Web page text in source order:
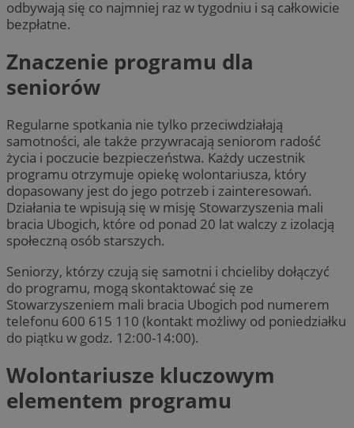
odbywają się co najmniej raz w tygodniu i są całkowicie
bezpłatne.
Znaczenie programu dla
seniorów
Regularne spotkania nie tylko przeciwdziałają
samotności, ale także przywracają seniorom radość
życia i poczucie bezpieczeństwa. Każdy uczestnik
programu otrzymuje opiekę wolontariusza, który
dopasowany jest do jego potrzeb i zainteresowań.
Działania te wpisują się w misję Stowarzyszenia mali
bracia Ubogich, które od ponad 20 lat walczy z izolacją
społeczną osób starszych.
Seniorzy, którzy czują się samotni i chcieliby dołączyć
do programu, mogą skontaktować się ze
Stowarzyszeniem mali bracia Ubogich pod numerem
telefonu 600 615 110 (kontakt możliwy od poniedziałku
do piątku w godz. 12:00-14:00).
Wolontariusze kluczowym
elementem programu